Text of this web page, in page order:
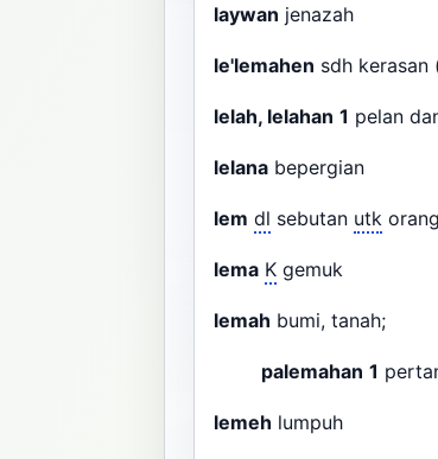
laywan jenazah
le'lemahen sdh kerasan
lelah, lelahan 1 pelan
lelana bepergian
lem dl sebutan utk
lema K gemuk
lemah bumi, tanah;
palemahan 1
lemeh lumpuh